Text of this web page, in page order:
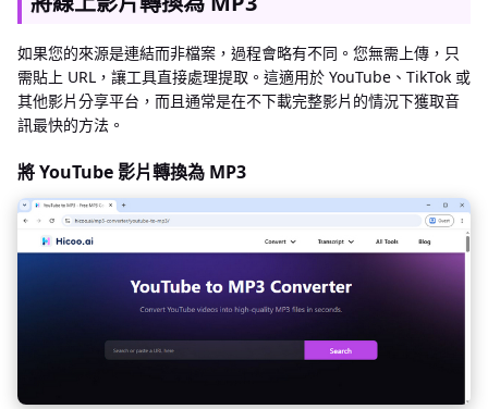
如果您的來源是連結而非檔案，過程會略有不同。您無需上傳，只
需貼上 URL，讓工具直接處理提取。這適用於 YouTube、TikTok 或
其他影片分享平台，而且通常是在不下載完整影片的情況下獲取音
訊最快的方法。
將 YouTube 影片轉換為 MP3